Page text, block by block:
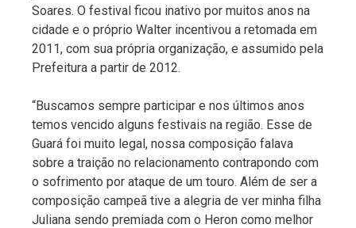
Soares. O festival ficou inativo por muitos anos na
cidade e o próprio Walter incentivou a retomada em
2011, com sua própria organização, e assumido pela
Prefeitura a partir de 2012.
“Buscamos sempre participar e nos últimos anos
temos vencido alguns festivais na região. Esse de
Guará foi muito legal, nossa composição falava
sobre a traição no relacionamento contrapondo com
o sofrimento por ataque de um touro. Além de ser a
composição campeã tive a alegria de ver minha filha
Juliana sendo premiada com o Heron como melhor